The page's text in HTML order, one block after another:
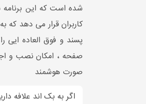
شده است که این برنامه
کاربران قرار می دهد که
پسند و فوق العاده ایی
صورت هوشمند
اگر به بک اند علافه